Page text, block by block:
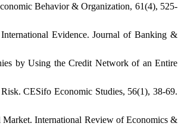
Behavior & Organization, 61(4), 525-
Evidence. Journal of Banking &
by Using the Credit Network of an Entire
CESifo Economic Studies, 56(1), 38-69.
International Review of Economics &